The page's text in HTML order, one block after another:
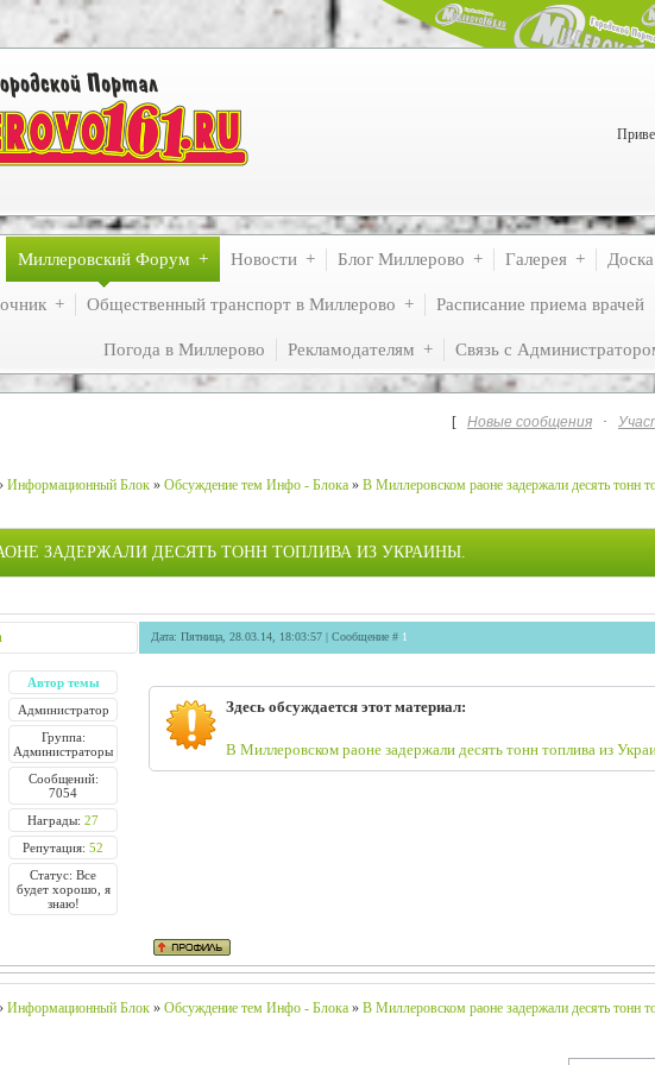
Миллеровский Форум Новости Блог Миллерово Галерея
Общественный транспорт в Миллерово Расписание приема врачей
Погода в Миллерово Рекламодателям Связь с
[ Новые сообщения ·
Информационный Блок » Обсуждение тем Инфо - Блока » В Миллеровском раоне задержали десять тонн
ЗАДЕРЖАЛИ ДЕСЯТЬ ТОНН ТОПЛИВА ИЗ УКРАИНЫ.
Дата: Пятница, 28.03.14, 18:03:57 | Сообщение # 1
Автор темы
Администратор
Группа:
Администраторы
Сообщений:
7054
Награды: 27
Репутация: 52
Статус: Все
будет хорошо, я
знаю!
Здесь обсуждается этот материал:
В Миллеровском раоне задержали десять тонн топлива из
Информационный Блок » Обсуждение тем Инфо - Блока » В Миллеровском раоне задержали десять тонн